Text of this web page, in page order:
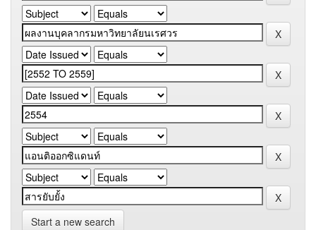
Start a new search